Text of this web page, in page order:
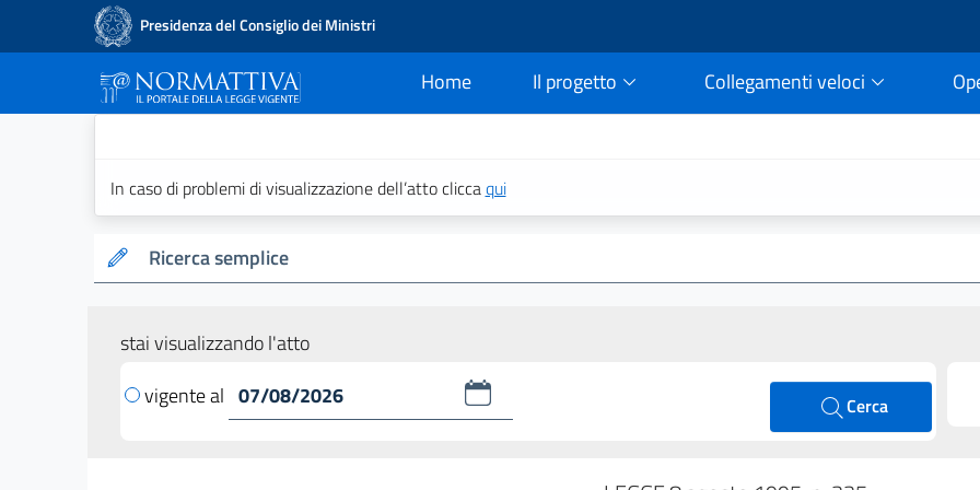
Presidenza del Consiglio dei Ministri
Home
current Il progetto Collegamenti veloci
In caso di problemi di visualizzazione dell’atto cliccaqui
Ricerca semplice
stai visualizzando l'atto
vigente al
Cerca